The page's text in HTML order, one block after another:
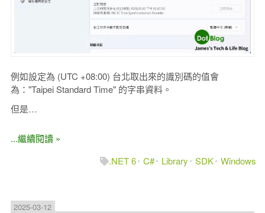
例如設定為 (UTC +08:00) 台北取出來的識別碼的值會
為："Taipei Standard Time" 的字串資料。
但是…
...繼續閱讀 »
.NET 6 C# Library SDK Windows
2025-03-12